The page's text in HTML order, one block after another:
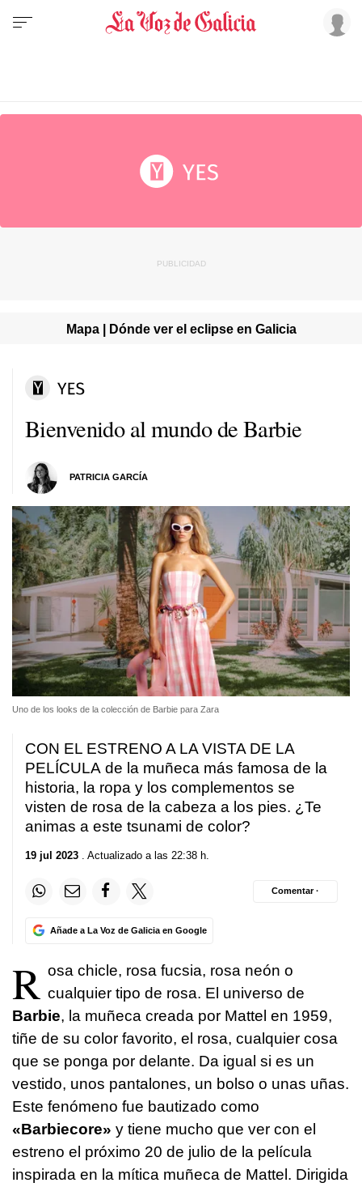
Mapa | Dónde ver el eclipse en Galicia
Bienvenido al mundo de Barbie
PATRICIA GARCÍA
Uno de los looks de la colección de Barbie para Zara
CON EL ESTRENO A LA VISTA DE LA
PELÍCULA de la muñeca más famosa de la
historia, la ropa y los complementos se
visten de rosa de la cabeza a los pies. ¿Te
animas a este tsunami de color?
19 jul 2023 . Actualizado a las 22:38 h.
Añade a La Voz de Galicia en Google
Comentar ·
R osa chicle, rosa fucsia, rosa neón o
cualquier tipo de rosa. El universo de
Barbie, la muñeca creada por Mattel en 1959,
tiñe de su color favorito, el rosa, cualquier cosa
que se ponga por delante. Da igual si es un
vestido, unos pantalones, un bolso o unas uñas.
Este fenómeno fue bautizado como
«Barbiecore» y tiene mucho que ver con el
estreno el próximo 20 de julio de la película
inspirada en la mítica muñeca de Mattel. Dirigida